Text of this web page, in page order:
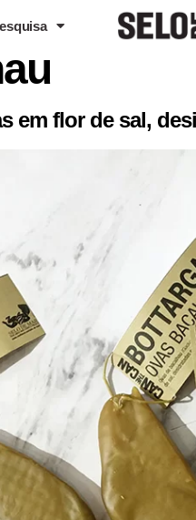
em flor de sal,